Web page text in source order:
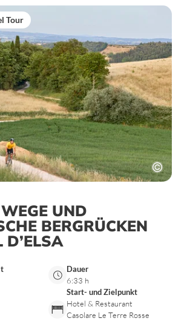
Tour
UND
BERGRÜCKEN
D’ELSA
Dauer
6:33 h
Start- und Zielpunkt
Hotel & Restaurant
Casolare Le Terre Rosse